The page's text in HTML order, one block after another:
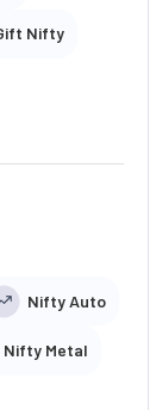
Nifty
Nifty Auto
Nifty Metal